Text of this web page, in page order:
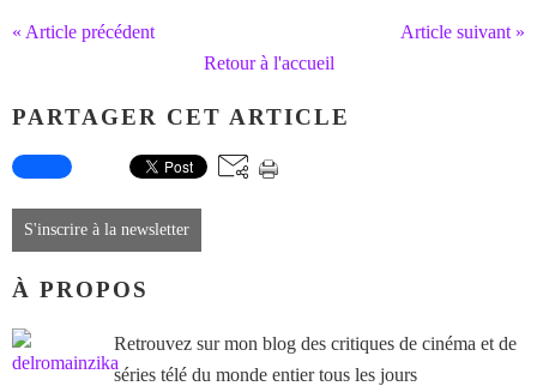
« Article précédent
Article suivant »
Retour à l'accueil
PARTAGER CET ARTICLE
S'inscrire à la newsletter
À PROPOS
Retrouvez sur mon blog des critiques de cinéma et de
séries télé du monde entier tous les jours